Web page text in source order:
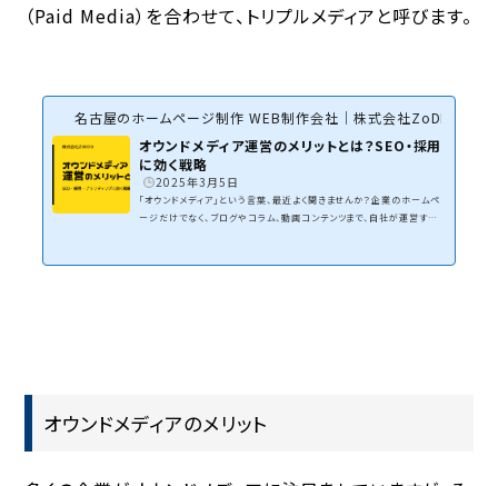
（Paid Media）を合わせて、トリプルメディアと呼びます。
名古屋のホームページ制作 WEB制作会社｜株式会社ZoDDo
オウンドメディア運営のメリットとは？SEO・採用
に効く戦略
2025年3月5日
「オウンドメディア」という言葉、最近よく聞きませんか？企業のホームペ
ージだけでなく、ブログやコラム、動画コンテンツまで、自社が運営する
オウンドメディアのメリット